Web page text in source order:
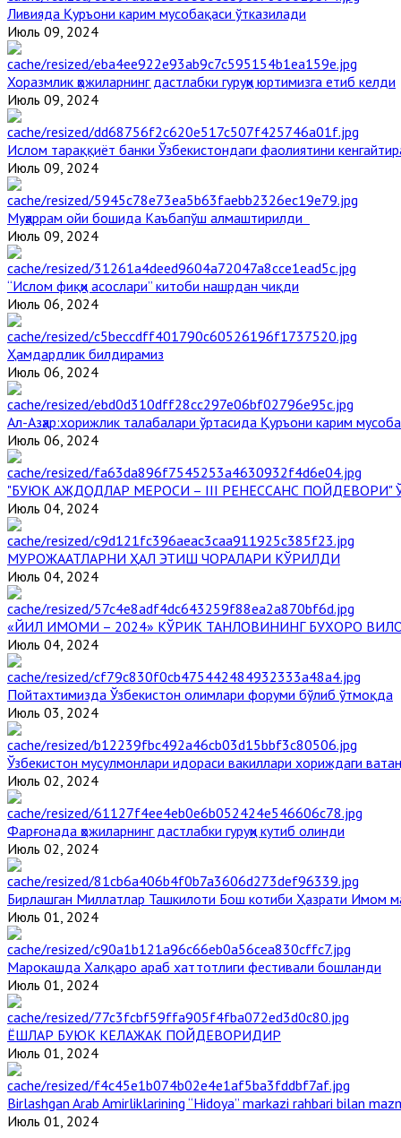
Ливияда Қуръони карим мусобақаси ўтказилади
Июль 09, 2024
Хоразмлик ҳожиларнинг дастлабки гуруҳи юртимизга етиб келди
Июль 09, 2024
Ислом тараққиёт банки Ўзбекистондаги фаолиятини
Июль 09, 2024
Муҳаррам ойи бошида Каъбапўш алмаштирилди
Июль 09, 2024
“Ислом фиқҳи асослари” китоби нашрдан чиқди
Июль 06, 2024
Ҳамдардлик билдирамиз
Июль 06, 2024
Aл-Aзҳар:хорижлик талабалари ўртасида Қуръони карим
Июль 06, 2024
"БУЮК АЖДОДЛАР МЕРОСИ – III РЕНЕССАНС
Июль 04, 2024
МУРОЖААТЛАРНИ ҲАЛ ЭТИШ ЧОРАЛАРИ КЎРИЛДИ
Июль 04, 2024
«ЙИЛ ИМОМИ – 2024» КЎРИК ТАНЛОВИНИНГ БУХОРО
Июль 04, 2024
Пойтахтимизда Ўзбекистон олимлари форуми бўлиб ўтмоқда
Июль 03, 2024
Ўзбекистон мусулмонлари идораси вакиллари хориждаги
Июль 02, 2024
Фарғонада ҳожиларнинг дастлабки гуруҳи кутиб олинди
Июль 02, 2024
Бирлашган Миллатлар Ташкилоти Бош котиби Ҳазрати Имом
Июль 01, 2024
Марокашда Халқаро араб хаттотлиги фестивали бошланди
Июль 01, 2024
ЁШЛАР БУЮК КЕЛАЖАК ПОЙДЕВОРИДИР
Июль 01, 2024
Birlashgan Arab Amirliklarining “Hidoya” markazi rahbari bilan
Июль 01, 2024